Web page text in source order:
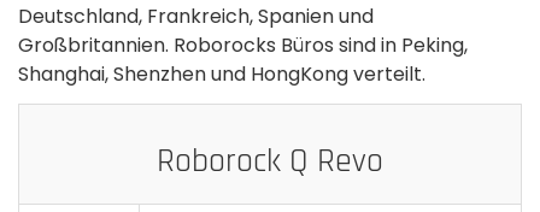
Deutschland, Frankreich, Spanien und
Großbritannien. Roborocks Büros sind in Peking,
Shanghai, Shenzhen und HongKong verteilt.
Roborock Q Revo